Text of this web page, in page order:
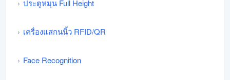
ประตูหมุน Full Height
เครื่องแสกนนิ้ว RFID/QR
Face Recognition